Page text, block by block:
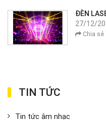
ĐÈN
27/12/
Chia sẻ
TIN TỨC
Tin tức âm nhạc